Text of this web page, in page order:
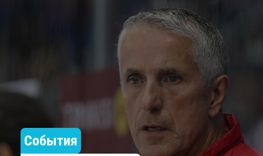
События